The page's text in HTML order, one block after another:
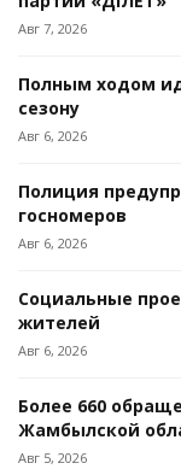
Авг 7, 2026
Полным ходом
сезону
Авг 6, 2026
Полиция
госномеров
Авг 6, 2026
Социальные
жителей
Авг 6, 2026
Более 660
Жамбылской
Авг 5, 2026